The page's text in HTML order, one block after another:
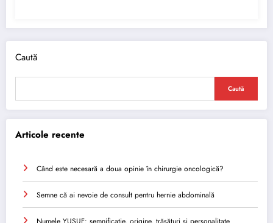
Caută
Caută
Articole recente
Când este necesară a doua opinie în chirurgie oncologică?
Semne că ai nevoie de consult pentru hernie abdominală